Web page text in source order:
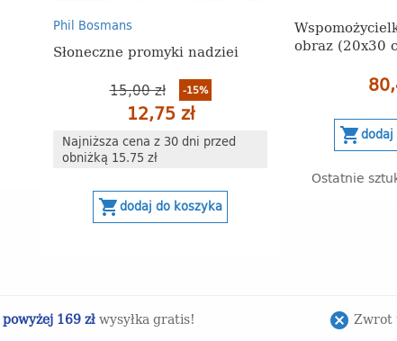
Phil Bosmans
Słoneczne promyki nadziei
15,00 zł -15%
12,75 zł
Najniższa cena z 30 dni przed
obniżką 15.75 zł
shopping_cartdodaj do koszyka
obraz (20x30
shopping_cartdodaj
Ostatnie
powyżej 169 złwysyłka gratis! cancel Zwrot